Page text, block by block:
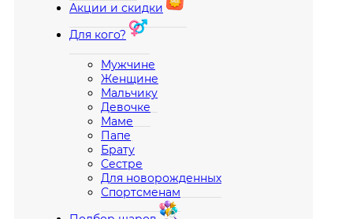
Акции и скидки
Для кого?
Мужчине
Женщине
Мальчику
Девочке
Маме
Папе
Брату
Сестре
Для новорожденных
Спортсменам